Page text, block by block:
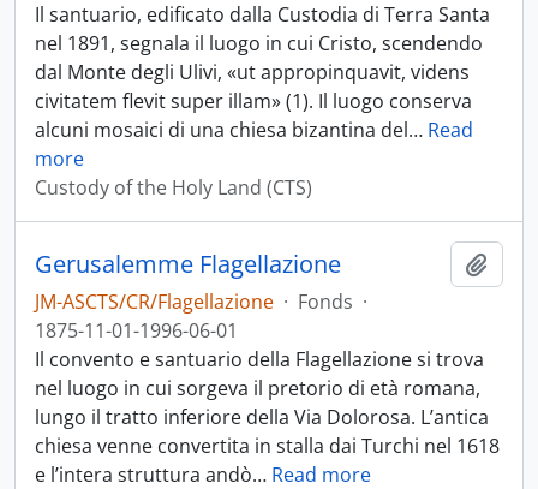
Il santuario, edificato dalla Custodia di Terra Santa
nel 1891, segnala il luogo in cui Cristo, scendendo
dal Monte degli Ulivi, «ut appropinquavit, videns
civitatem flevit super illam» (1). Il luogo conserva
alcuni mosaici di una chiesa bizantina del… Read
more
Custody of the Holy Land (CTS)
Gerusalemme Flagellazione
JM-ASCTS/CR/Flagellazione · Fonds ·
1875-11-01-1996-06-01
Il convento e santuario della Flagellazione si trova
nel luogo in cui sorgeva il pretorio di età romana,
lungo il tratto inferiore della Via Dolorosa. L’antica
chiesa venne convertita in stalla dai Turchi nel 1618
e l’intera struttura andò… Read more